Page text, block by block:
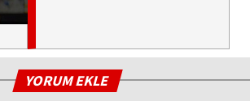
YORUM EKLE